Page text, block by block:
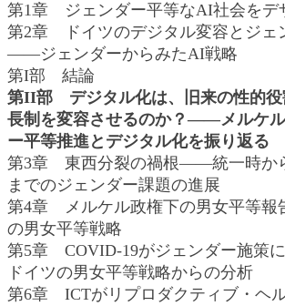
第1章 ジェンダー平等なAI社会をデ
第2章 ドイツのデジタル変容とジェ
――ジェンダーからみたAI戦略
第I部 結論
第II部 デジタル化は、旧来の性的役
長制を変容させるのか？――メルケ
ー平等推進とデジタル化を振り返る
第3章 東西分裂の禍根――統一時か
までのジェンダー課題の進展
第4章 メルケル政権下の男女平等報
の男女平等戦略
第5章 COVID-19がジェンダー施策
ドイツの男女平等戦略からの分析
第6章 ICTがリプロダクティブ・ヘ